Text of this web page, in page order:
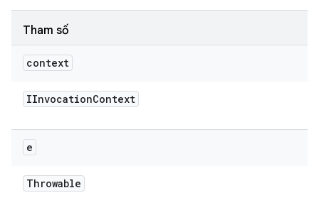
Tham số
context
IInvocationContext
e
Throwable